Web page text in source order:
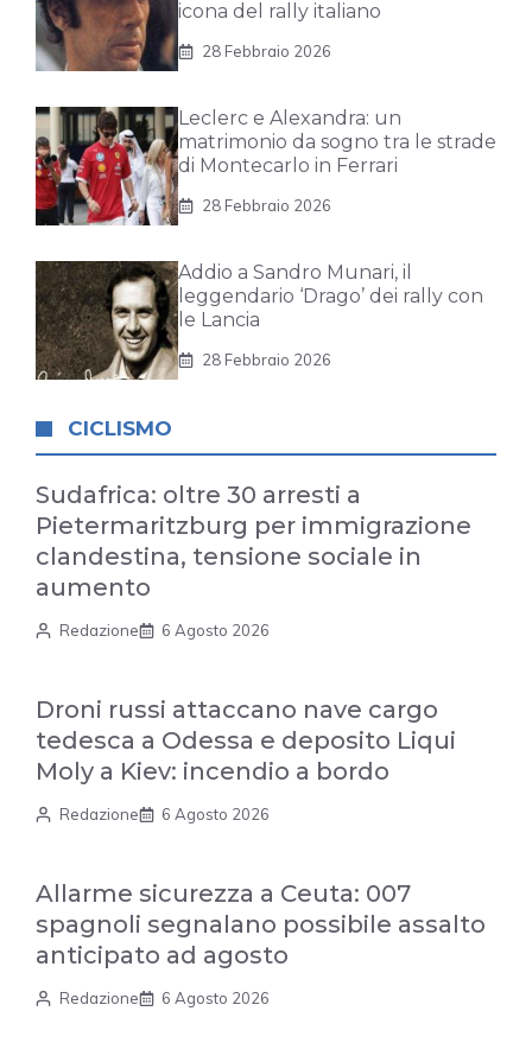
icona del rally italiano
28 Febbraio 2026
Leclerc e Alexandra: un
matrimonio da sogno tra le strade
di Montecarlo in Ferrari
28 Febbraio 2026
Addio a Sandro Munari, il
leggendario ‘Drago’ dei rally con
le Lancia
28 Febbraio 2026
CICLISMO
Sudafrica: oltre 30 arresti a
Pietermaritzburg per immigrazione
clandestina, tensione sociale in
aumento
Redazione 6 Agosto 2026
Droni russi attaccano nave cargo
tedesca a Odessa e deposito Liqui
Moly a Kiev: incendio a bordo
Redazione 6 Agosto 2026
Allarme sicurezza a Ceuta: 007
spagnoli segnalano possibile assalto
anticipato ad agosto
Redazione 6 Agosto 2026